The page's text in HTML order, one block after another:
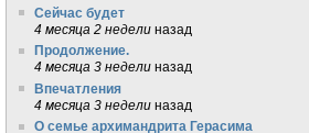
Сейчас будет
4 месяца 2 недели назад
Продолжение.
4 месяца 3 недели назад
Впечатления
4 месяца 3 недели назад
О семье архимандрита Герасима